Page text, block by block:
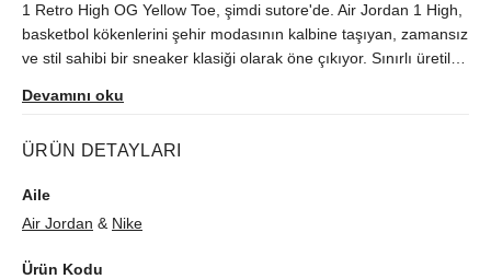
1 Retro High OG Yellow Toe, şimdi sutore'de. Air Jordan 1 High,
basketbol kökenlerini şehir modasının kalbine taşıyan, zamansız
ve stil sahibi bir sneaker klasiği olarak öne çıkıyor. Sınırlı üretilen
Devamını oku
ÜRÜN DETAYLARI
Aile
Air Jordan & Nike
Ürün Kodu